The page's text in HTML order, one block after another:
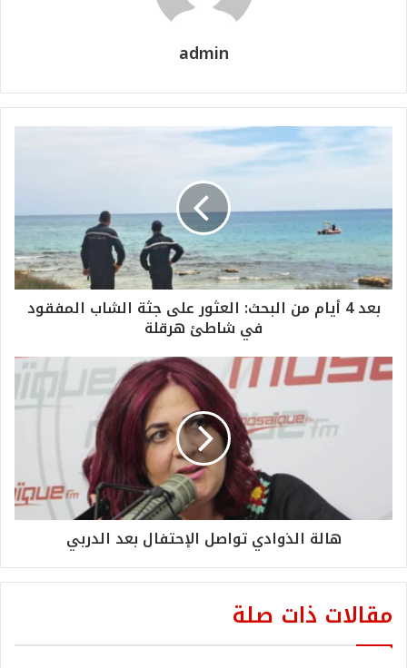
admin
بعد 4 أيام من البحث: العثور على جثة الشاب المفقود
في شاطئ هرقلة
هالة الذوادي تواصل الإحتفال بعد الدربي
مقالات ذات صلة